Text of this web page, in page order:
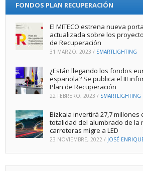
FONDOS PLAN RECUPERACIÓN
El MITECO estrena nueva
actualizada sobre los
de Recuperación
31 MARZO, 2023 / SMARTLIGHTING
¿Están llegando los fondos
española? Se publica el III
Plan de Recuperación
22 FEBRERO, 2023 / SMARTLIGHTING
Bizkaia invertirá 27,7 millones
totalidad del alumbrado de la
carreteras migre a LED
23 NOVIEMBRE, 2022 / JOSÉ